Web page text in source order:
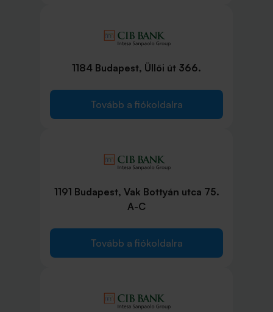
1184 Budapest, Üllői út 366.
Tovább a fiókoldalra
1191 Budapest, Vak Bottyán utca 75.
A-C
Tovább a fiókoldalra